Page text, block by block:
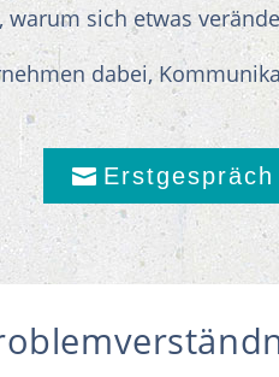
warum sich etwas
dabei,